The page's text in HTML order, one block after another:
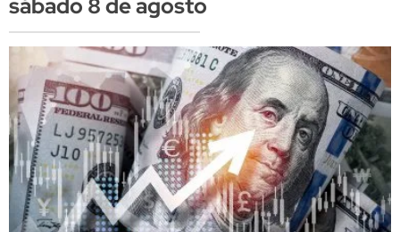
sábado 8 de agosto